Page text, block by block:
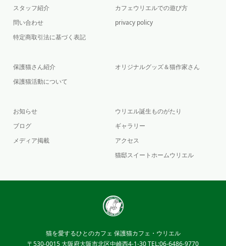
スタッフ紹介
問い合わせ
特定商取引法に基づく表記
カフェウリエルでの遊び方
privacy policy
保護猫さん紹介
保護猫活動について
オリジナルグッズ＆猫作家さん
お知らせ
ブログ
メディア掲載
ウリエル誕生ものがたり
ギャラリー
アクセス
猫邸スイートホームウリエル
猫を愛するひとのカフェ 保護猫カフェ・ウリエル
〒530-0015 大阪府大阪市北区中崎西4-1-30 TEL:06-6486-9770